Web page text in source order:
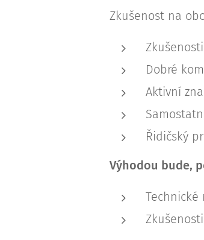
Zkušenost na
Dobré
Aktivní
Řidičský
Výhodou bude,
Technické